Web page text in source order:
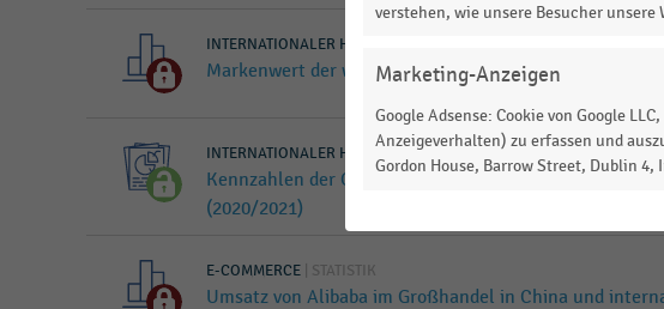
INTERNATIONALER HANDEL
Markenwert der wertvollsten Unternehmen weltweit
INTERNATIONALER HANDEL INFOGRAFIK
Kennzahlen der Online-Händler Amazon und Alibaba im
(2020/2021)
E-COMMERCE STATISTIK
Umsatz von Alibaba im Großhandel in China und
verstehen, wie unsere Besucher
Marketing-Anzeigen
Google Adsense: Cookie von Google
Anzeigeverhalten) zu erfassen und
Gordon House, Barrow Street, Dublin